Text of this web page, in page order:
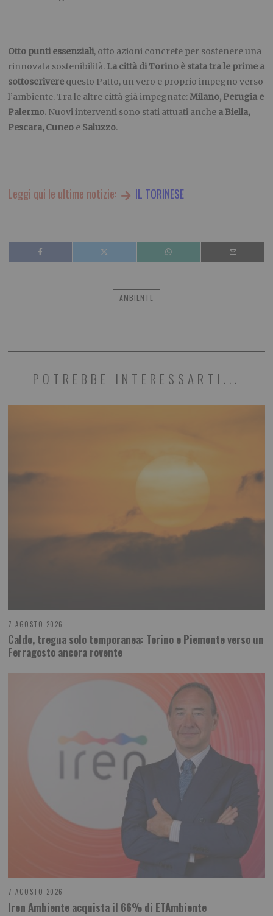
Otto punti essenziali, otto azioni concrete per sostenere una
rinnovata sostenibilità. La città di Torino è stata tra le prime a
sottoscrivere questo Patto, un vero e proprio impegno verso
l’ambiente. Tra le altre città già impegnate:Milano, Perugia e
Palermo. Nuovi interventi sono stati attuati anche a Biella,
Pescara, Cuneo e Saluzzo.
Leggi qui le ultime notizie: IL TORINESE
AMBIENTE
POTREBBE INTERESSARTI...
7 AGOSTO 2026
Caldo, tregua solo temporanea: Torino e Piemonte verso un
Ferragosto ancora rovente
7 AGOSTO 2026
Iren Ambiente acquista il 66% di ETAmbiente